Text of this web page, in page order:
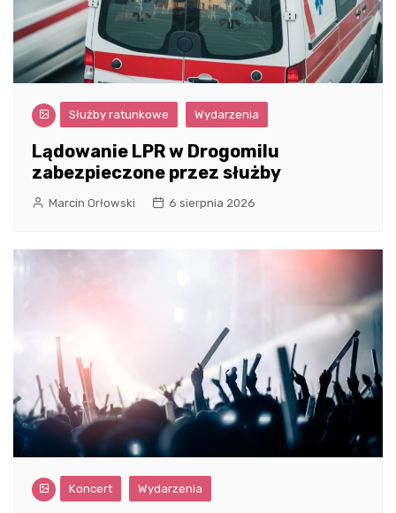
Służby ratunkowe Wydarzenia
Lądowanie LPR w Drogomilu
zabezpieczone przez służby
Marcin Orłowski 6 sierpnia 2026
Koncert Wydarzenia